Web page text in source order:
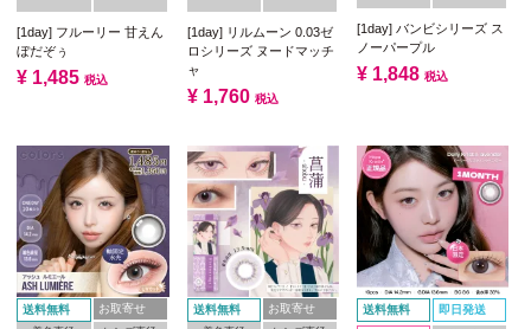
[1day] フルーリー 甘えん
ぼだぞぅ
¥ 1,485 税込
[1day] リルムーン 0.03ゼ
ロシリーズ ヌードマッチ
ャ
¥ 1,760 税込
[1day] バンビシリーズ ス
ノーパープル
¥ 1,848 税込
送料無料 お取寄せ 送料無料 お取寄せ 送料無料 即日発送